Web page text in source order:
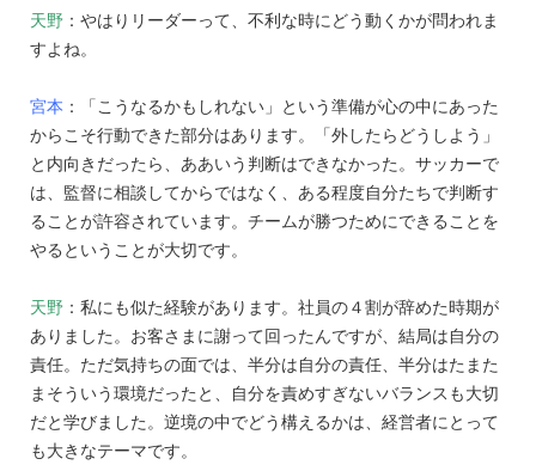
天野 ：やはりリーダーって、不利な時にどう動くかが問われま
すよね。
宮本 ：「こうなるかもしれない」という準備が心の中にあった
からこそ行動できた部分はあります。「外したらどうしよう」
と内向きだったら、ああいう判断はできなかった。サッカーで
は、監督に相談してからではなく、ある程度自分たちで判断す
ることが許容されています。チームが勝つためにできることを
やるということが大切です。
天野 ：私にも似た経験があります。社員の４割が辞めた時期が
ありました。お客さまに謝って回ったんですが、結局は自分の
責任。ただ気持ちの面では、半分は自分の責任、半分はたまた
まそういう環境だったと、自分を責めすぎないバランスも大切
だと学びました。逆境の中でどう構えるかは、経営者にとって
も大きなテーマです。